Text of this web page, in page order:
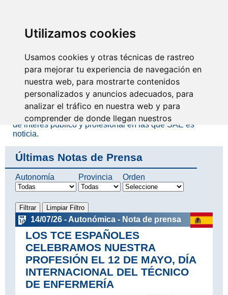
Utilizamos cookies
Usamos cookies y otras técnicas de rastreo
para mejorar tu experiencia de navegación en
nuestra web, para mostrarte contenidos
personalizados y anuncios adecuados, para
analizar el tráfico en nuestra web y para
comprender de donde llegan nuestros
visitantes.
Aceptar
Rechazar
Notas de prensa
El Sindicato de Técnicos de Enfermería comunica, a
través de notas de prensa o cartas al director, a los
medios de comunicación todas aquellas informaciones
de interés público y profesional en las que SAE es
noticia.
Últimas Notas de Prensa
Autonomía Provincia Orden
14/07/26 - Autonómica - Nota de prensa
LOS TCE ESPAÑOLES
CELEBRAMOS NUESTRA
PROFESIÓN EL 12 DE MAYO, DÍA
INTERNACIONAL DEL TÉCNICO
DE ENFERMERÍA